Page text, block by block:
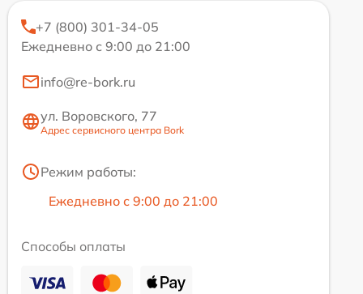
+7 (800) 301-34-05
Ежедневно с 9:00 до 21:00
info@re-bork.ru
ул. Воровского, 77
Адрес сервисного центра Bork
Режим работы:
Ежедневно с 9:00 до 21:00
Способы оплаты